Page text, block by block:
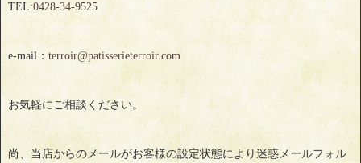
TEL:0428‐34‐9525
e-mail： terroir@patisserieterroir.com
お気軽にご相談ください。
尚、当店からのメールがお客様の設定状態により迷惑メールフォル